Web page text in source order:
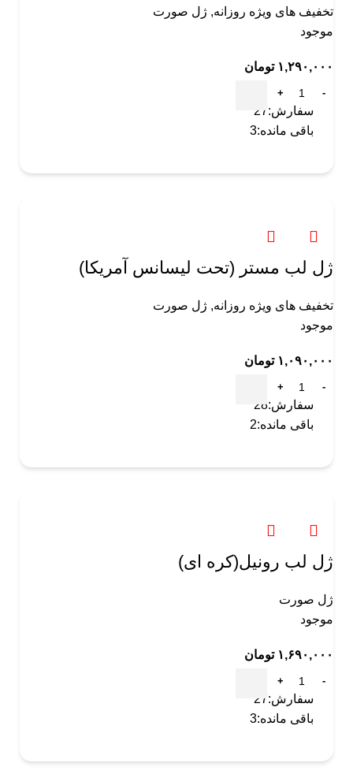
تخفیف های ویژه روزانه, ژل صورت
موجود
۱,۲۹۰,۰۰۰ تومان
سفارش:27
باقی مانده:3
ژل لب مستر (تحت لیسانس آمریکا)
تخفیف های ویژه روزانه, ژل صورت
موجود
۱,۰۹۰,۰۰۰ تومان
سفارش:28
باقی مانده:2
ژل لب رونیل(کره ای)
ژل صورت
موجود
۱,۶۹۰,۰۰۰ تومان
سفارش:27
باقی مانده:3